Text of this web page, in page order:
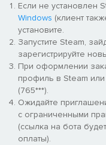
HITMAN: ФРИЛАНСЕР
Устанавливайте свои
игры, где элементы
стратегическим
Если не установлен
Windows (клиент
установите.
Запустите Steam,
зарегистрируйте
При оформлении
профиль в Steam
(765***).
Ожидайте
с ограниченными
(ссылка на бота
оплаты).